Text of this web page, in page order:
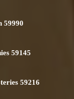
59990
59145
59216